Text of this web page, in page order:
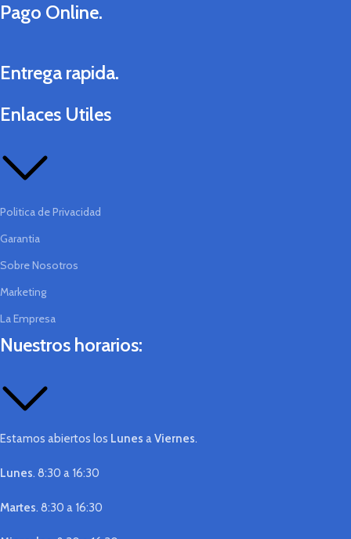
Pago Online.
Entrega rapida.
Enlaces Utiles
Politica de Privacidad
Garantia
Sobre Nosotros
Marketing
La Empresa
Nuestros horarios:
Estamos abiertos los Lunes aViernes.
Lunes. 8:30 a 16:30
Martes. 8:30 a 16:30